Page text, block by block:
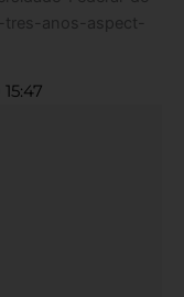
15:47